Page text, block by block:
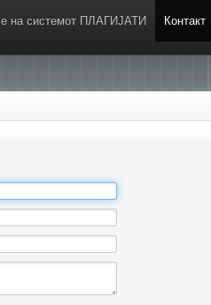
на системот ПЛАГИЈАТИ Контакт